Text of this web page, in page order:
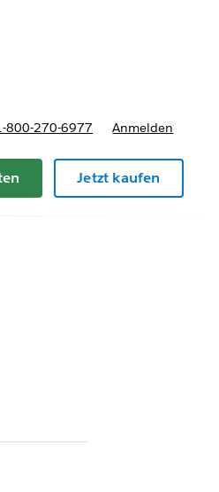
und Preise
800-270-6977 Anmelden
Jetzt kaufen